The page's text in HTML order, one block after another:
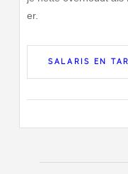
er.
SALARIS EN